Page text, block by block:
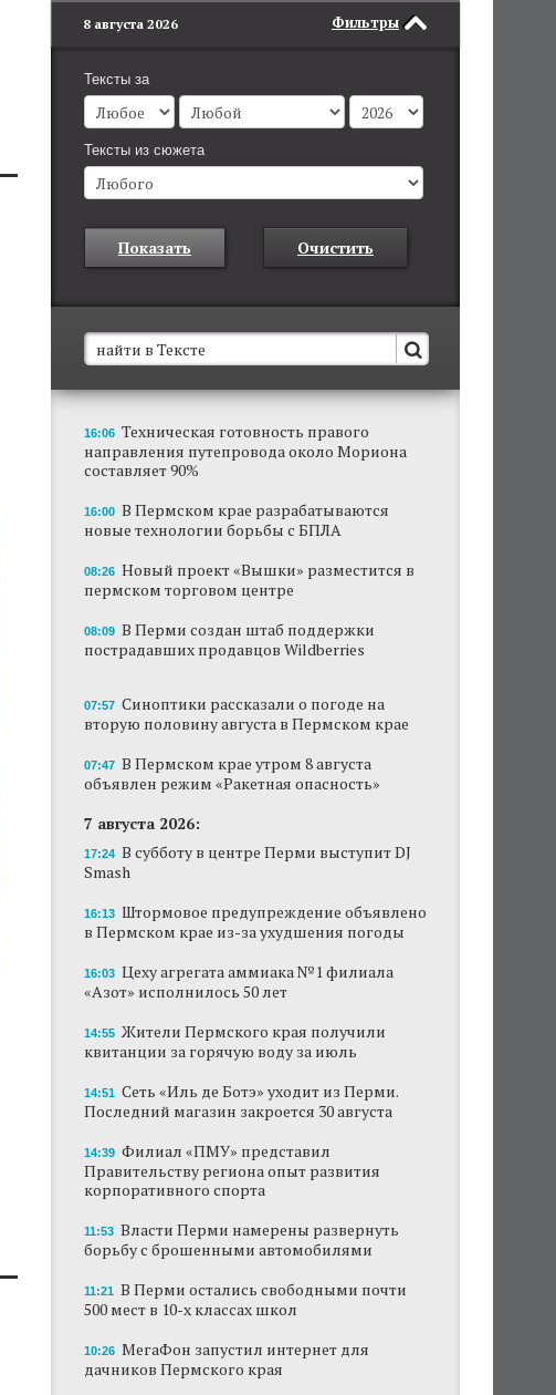
Фильтры
8 августа 2026
Тексты за
Тексты из сюжета
Показать Очистить
В Пермском крае установят новые станции
обнаружения беспилотников
Они используются для обнаружения и
отслеживания БПЛА в воздухе.
Новый проект «Вышки» разместится в
пермском торговом центре
В Перми создан штаб поддержки
В субботу в центре Перми выступит DJ Smash
Сеть «Иль де Ботэ» уходит из Перми
с брошенными автомобилями
на 30%
Власти вернулись к проекту большого
16:06 Техническая готовность правого
направления путепровода около Мориона
составляет 90%
16:00 В Пермском крае разрабатываются
новые технологии борьбы с БПЛА
08:26 Новый проект «Вышки» разместится в
пермском торговом центре
08:09 В Перми создан штаб поддержки
пострадавших продавцов Wildberries
07:57 Синоптики рассказали о погоде на
вторую половину августа в Пермском крае
07:47 В Пермском крае утром 8 августа
объявлен режим «Ракетная опасность»
7 августа 2026:
17:24 В субботу в центре Перми выступит DJ
Smash
16:13 Штормовое предупреждение объявлено
в Пермском крае из-за ухудшения погоды
16:03 Цеху агрегата аммиака №1 филиала
«Азот» исполнилось 50 лет
14:55 Жители Пермского края получили
квитанции за горячую воду за июль
14:51 Сеть «Иль де Ботэ» уходит из Перми.
Последний магазин закроется 30 августа
14:39 Филиал «ПМУ» представил
Правительству региона опыт развития
корпоративного спорта
11:53 Власти Перми намерены развернуть
борьбу с брошенными автомобилями
11:21 В Перми остались свободными почти
500 мест в 10-х классах школ
10:26 МегаФон запустил интернет для
дачников Пермского края